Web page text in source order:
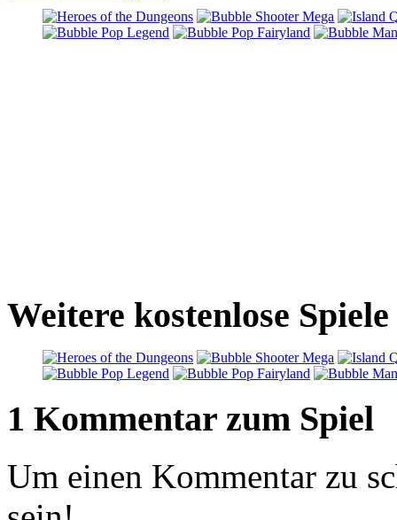
Weitere kostenlose
1 Kommentar zum Spiel
Um einen Kommentar zu